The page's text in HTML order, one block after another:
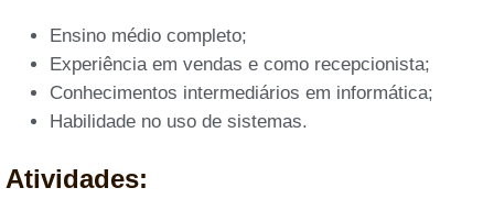
Ensino médio completo;
Experiência em vendas e como recepcionista;
Conhecimentos intermediários em informática;
Habilidade no uso de sistemas.
Atividades: